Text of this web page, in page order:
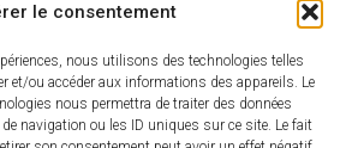
le consentement
nous utilisons des technologies telles
et/ou accéder aux informations des appareils. Le
nous permettra de traiter des données
navigation ou les ID uniques sur ce site. Le fait
Découvrir
Économie
Pratique
Télécharger
sur Google
Play